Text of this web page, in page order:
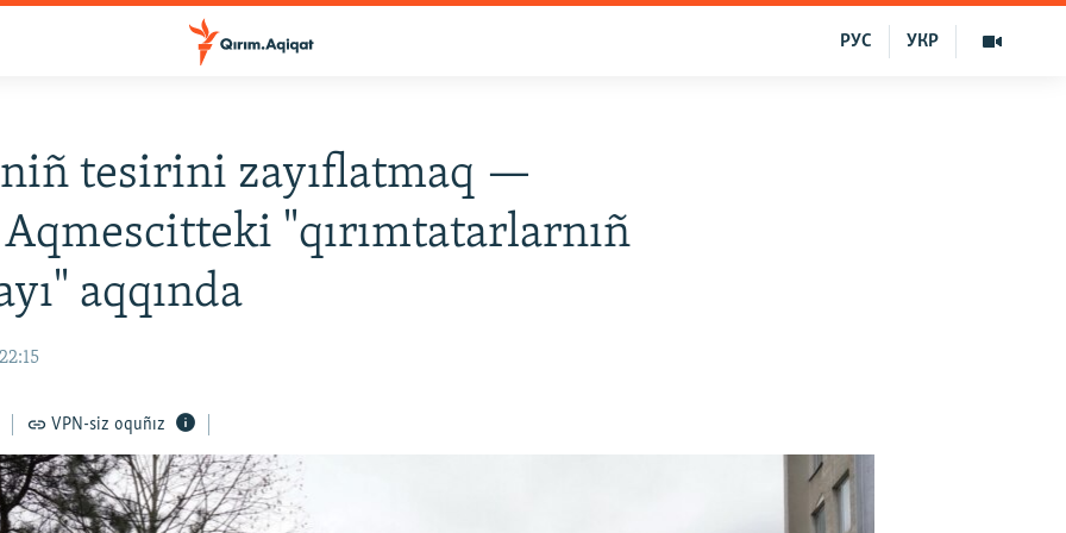
УКР
РУС
tesirini zayıflatmaq —
"qırımtatarlarnıñ
aqqında
VPN-siz oquñız